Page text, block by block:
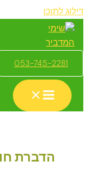
דילוג לתוכן
053-745-2281
הדברת